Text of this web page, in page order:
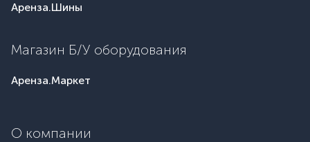
Аренза.Шины
Магазин Б/У оборудования
Аренза.Маркет
О компании